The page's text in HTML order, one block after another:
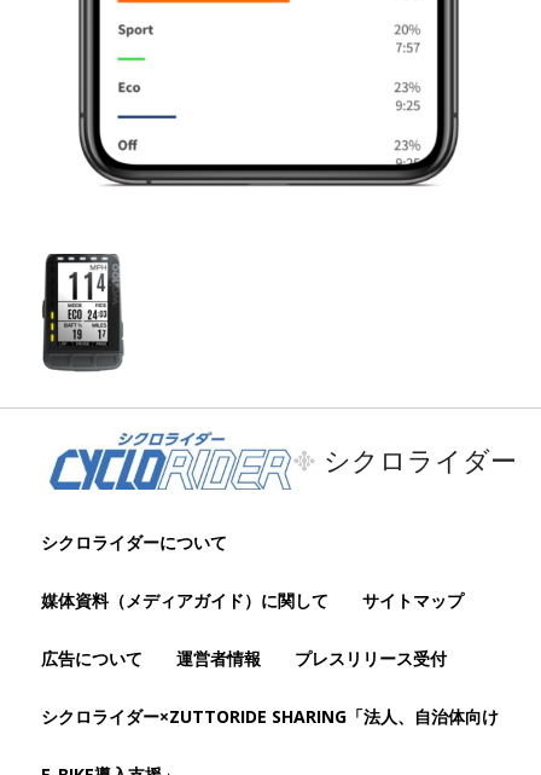
シクロライダー
シクロライダーについて
媒体資料（メディアガイド）に関して サイトマップ
広告について 運営者情報 プレスリリース受付
シクロライダー×ZUTTORIDE SHARING「法人、自治体向け